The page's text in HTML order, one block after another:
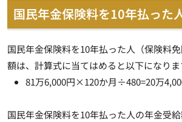
国民年金保険料を10年払った
国民年金保険料を10年払った人（保険料
額は、計算式に当てはめると以下になりま
81万6,000円×120か月÷480=20万
国民年金保険料を10年払った人の年金受給